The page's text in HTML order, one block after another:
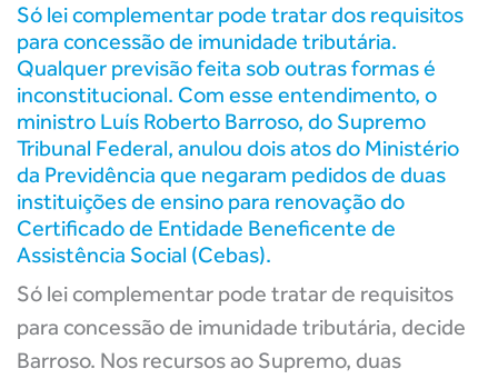
Só lei complementar pode tratar dos requisitos
para concessão de imunidade tributária.
Qualquer previsão feita sob outras formas é
inconstitucional. Com esse entendimento, o
ministro Luís Roberto Barroso, do Supremo
Tribunal Federal, anulou dois atos do Ministério
da Previdência que negaram pedidos de duas
instituições de ensino para renovação do
Certificado de Entidade Beneficente de
Assistência Social (Cebas).
Só lei complementar pode tratar de requisitos
para concessão de imunidade tributária, decide
Barroso. Nos recursos ao Supremo, duas